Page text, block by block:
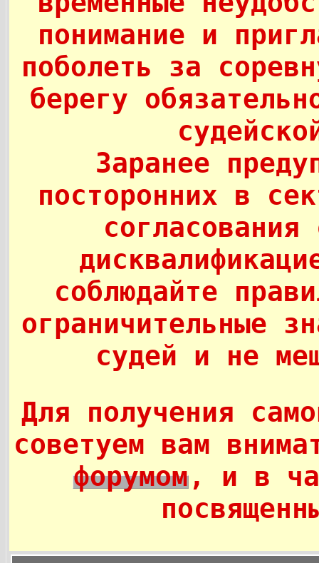
понимание и
поболеть за
берегу
Заранее
посторонних в
соблюдайте
ограничительные
судей и не
Для получения
советуем вам
форумом, и в